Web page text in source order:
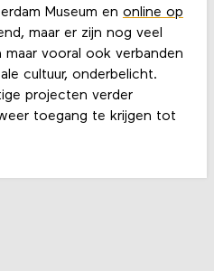
Museum en online op
maar er zijn nog veel
maar vooral ook verbanden
cultuur, onderbelicht.
projecten verder
toegang te krijgen tot